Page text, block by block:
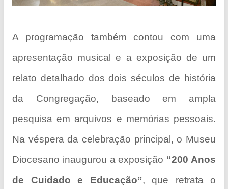
A programação também contou com uma
apresentação musical e a exposição de um
relato detalhado dos dois séculos de história
da Congregação, baseado em ampla
pesquisa em arquivos e memórias pessoais.
Na véspera da celebração principal, o Museu
Diocesano inaugurou a exposição “200 Anos
de Cuidado e Educação”, que retrata o